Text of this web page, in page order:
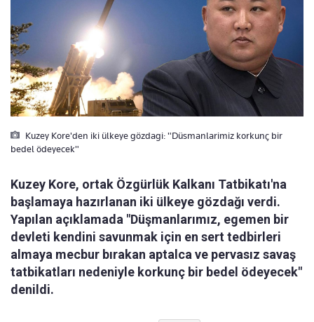
Kuzey Kore'den iki ülkeye gözdagi: "Düsmanlarimiz korkunç bir
bedel ödeyecek"
Kuzey Kore, ortak Özgürlük Kalkanı Tatbikatı'na
başlamaya hazırlanan iki ülkeye gözdağı verdi.
Yapılan açıklamada "Düşmanlarımız, egemen bir
devleti kendini savunmak için en sert tedbirleri
almaya mecbur bırakan aptalca ve pervasız savaş
tatbikatları nedeniyle korkunç bir bedel ödeyecek"
denildi.